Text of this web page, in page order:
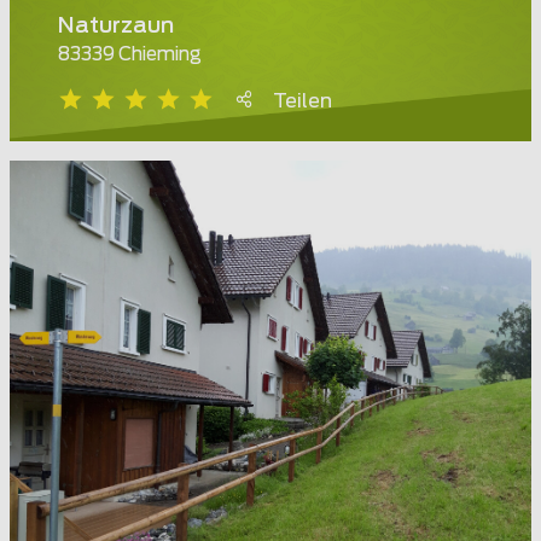
Naturzaun
83339 Chieming
Teilen